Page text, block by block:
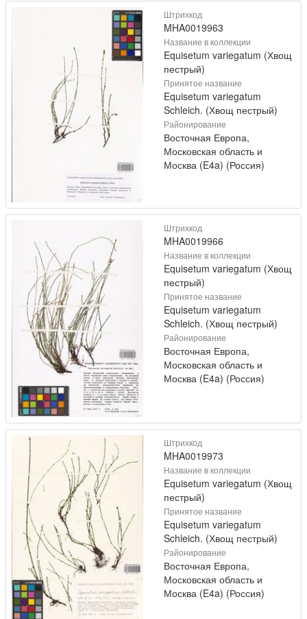
Штрихкод
MHA0019963
Название в коллекции
Equisetum variegatum (Хвощ
пестрый)
Принятое название
Equisetum variegatum
Schleich. (Хвощ пестрый)
Районирование
Восточная Европа,
Московская область и
Москва (E4a) (Россия)
Штрихкод
MHA0019966
Название в коллекции
Equisetum variegatum (Хвощ
пестрый)
Принятое название
Equisetum variegatum
Schleich. (Хвощ пестрый)
Районирование
Восточная Европа,
Московская область и
Москва (E4a) (Россия)
Штрихкод
MHA0019973
Название в коллекции
Equisetum variegatum (Хвощ
пестрый)
Принятое название
Equisetum variegatum
Schleich. (Хвощ пестрый)
Районирование
Восточная Европа,
Московская область и
Москва (E4a) (Россия)